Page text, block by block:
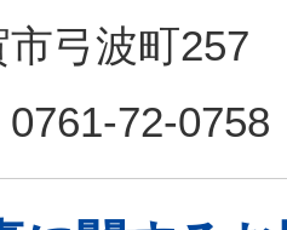
弓波町257
72-0758